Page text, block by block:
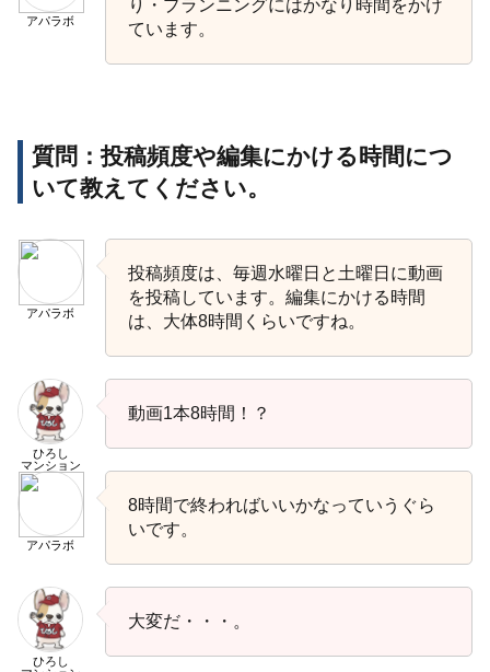
アパラボ
り・プランニングにはかなり時間をかけ
ています。
質問：投稿頻度や編集にかける時間につ
いて教えてください。
アパラボ
投稿頻度は、毎週水曜日と土曜日に動画
を投稿しています。編集にかける時間
は、大体8時間くらいですね。
ひろし
マンション
動画1本8時間！？
アパラボ
8時間で終わればいいかなっていうぐら
いです。
ひろし
大変だ・・・。